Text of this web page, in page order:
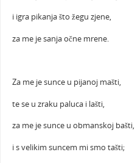
i igra pikanja što žegu zjene,
za me je sanja očne mrene.
Za me je sunce u pijanoj mašti,
te se u zraku paluca i lašti,
za me je sunce u obmanskoj bašti,
i s velikim suncem mi smo tašti;